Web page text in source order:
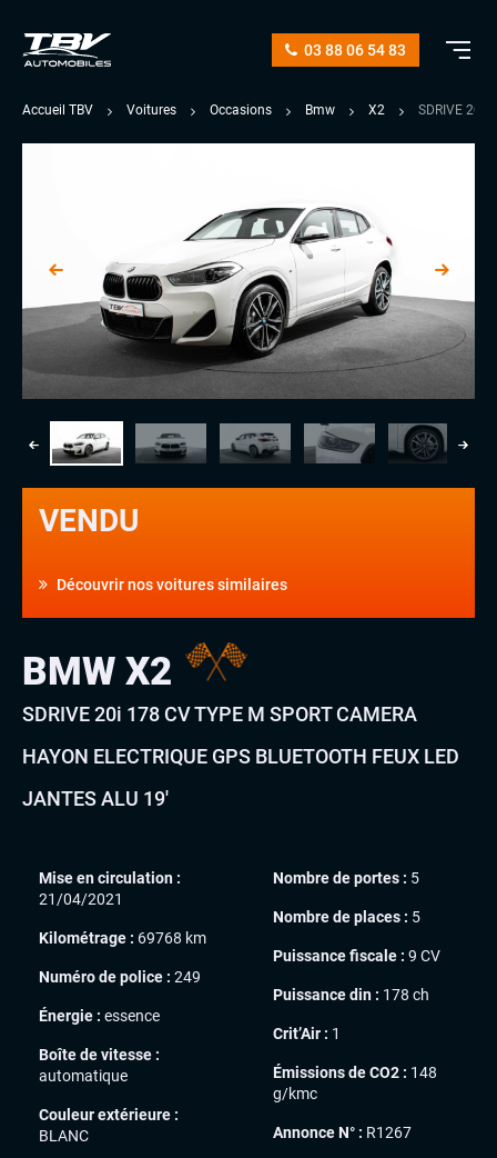
03 88 06 54 83
Accueil TBV Voitures Occasions Bmw X2 SDRIVE 20i
VENDU
Découvrir nos voitures similaires
BMW X2
SDRIVE 20i 178 CV TYPE M SPORT CAMERA
HAYON ELECTRIQUE GPS BLUETOOTH FEUX LED
JANTES ALU 19′
Mise en circulation :
21/04/2021
Kilométrage : 69768 km
Numéro de police : 249
Énergie : essence
Boîte de vitesse :
automatique
Couleur extérieure :
BLANC
Nombre de portes : 5
Nombre de places : 5
Puissance fiscale : 9 CV
Puissance din : 178 ch
Crit’Air : 1
Émissions de CO2 : 148
g/kmc
Annonce N° : R1267